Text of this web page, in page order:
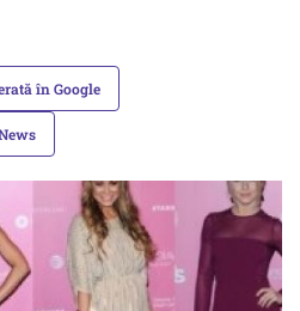
în Google